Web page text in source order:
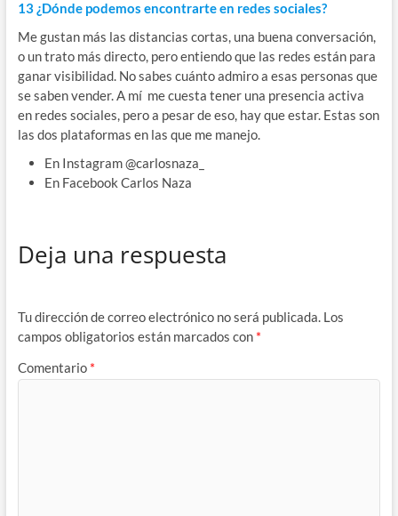
13 ¿Dónde podemos encontrarte en redes sociales?
Me gustan más las distancias cortas, una buena conversación,
o un trato más directo, pero entiendo que las redes están para
ganar visibilidad. No sabes cuánto admiro a esas personas que
se saben vender. A mí me cuesta tener una presencia activa
en redes sociales, pero a pesar de eso, hay que estar. Estas son
las dos plataformas en las que me manejo.
En Instagram @carlosnaza_
En Facebook Carlos Naza
Deja una respuesta
Tu dirección de correo electrónico no será publicada. Los
campos obligatorios están marcados con *
Comentario *